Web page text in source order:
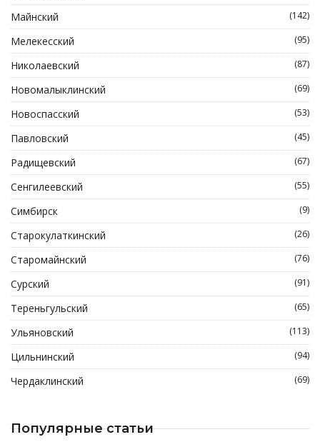
Майнский (142)
Мелекесский (95)
Николаевский (87)
Новомалыклинский (69)
Новоспасский (53)
Павловский (45)
Радищевский (67)
Сенгилеевский (55)
Симбирск (9)
Старокулаткинский (26)
Старомайнский (76)
Сурский (91)
Тереньгульский (65)
Ульяновский (113)
Цильнинский (94)
Чердаклинский (69)
Популярные статьи